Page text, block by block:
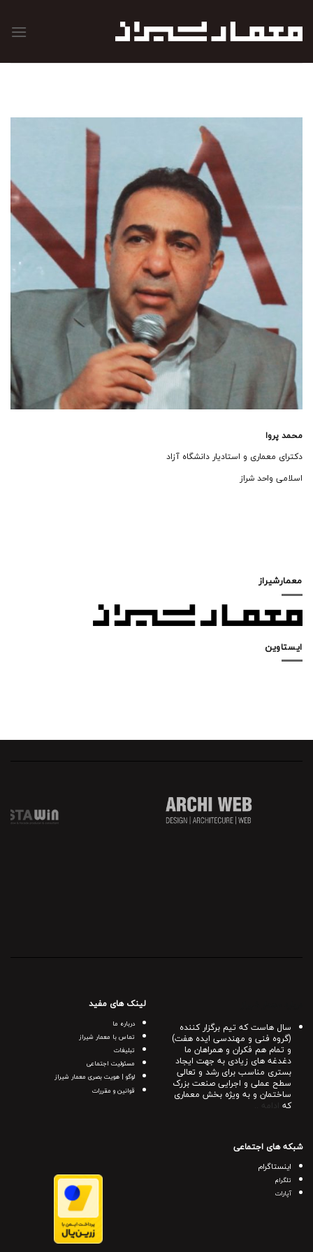
محتوا
محمد پروا
دکترای معماری و استادیار دانشگاه آزاد
اسلامی واحد شراز
معمارشیراز
ایستاوین
سال هاست که تیم برگزار کننده
(گروه فنی و مهندسی ایده هفت)
و تمام هم فکران و همراهان ما
دغدغه های زیادی به جهت ایجاد
بستری مناسب برای رشد و تعالی
سطح عملی و اجرایی صنعت بزرک
ساختمان و به ویژه بخش معماری
که
لینک های مفید
درباره ما
تماس با معمار شیراز
تبلیغات
مسئولیت اجتماعی
لوگو | هویت بصری معمار شیراز
قوانین و مقررات
شبکه های اجتماعی
اینستاگرام
تلگرام
آپارات